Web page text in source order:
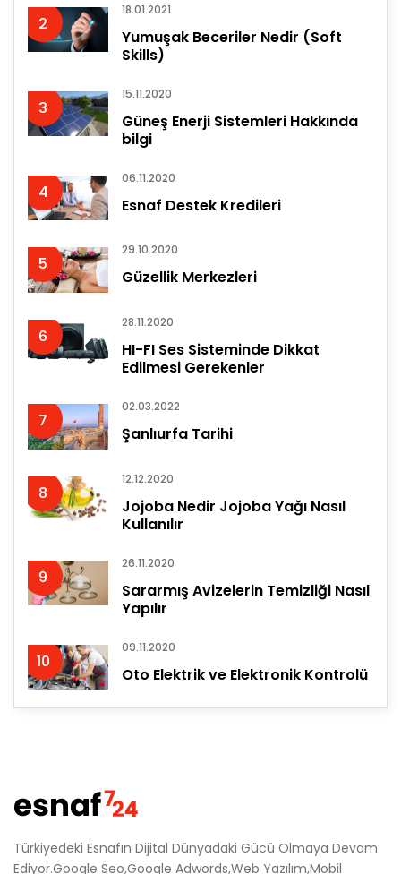
2
18.01.2021
Yumuşak Beceriler Nedir (Soft
Skills)
3
15.11.2020
Güneş Enerji Sistemleri Hakkında
bilgi
4
06.11.2020
Esnaf Destek Kredileri
5
29.10.2020
Güzellik Merkezleri
6
28.11.2020
HI-FI Ses Sisteminde Dikkat
Edilmesi Gerekenler
7
02.03.2022
Şanlıurfa Tarihi
8
12.12.2020
Jojoba Nedir Jojoba Yağı Nasıl
Kullanılır
9
26.11.2020
Sararmış Avizelerin Temizliği Nasıl
Yapılır
10
09.11.2020
Oto Elektrik ve Elektronik Kontrolü
Türkiyedeki Esnafın Dijital Dünyadaki Gücü Olmaya Devam
Ediyor.Google Seo,Google Adwords,Web Yazılım,Mobil